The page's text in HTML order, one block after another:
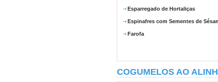
Esparregado de Hortaliças
Espinafres com Sementes de
Farofa
COGUMELOS AO